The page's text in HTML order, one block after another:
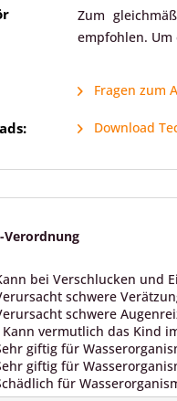
Zum
empfohlen. Um
Fragen zum
Download
Verordnung
bei Verschlucken und
schwere
schwere
Kann vermutlich das Kind
giftig für
giftig für
für